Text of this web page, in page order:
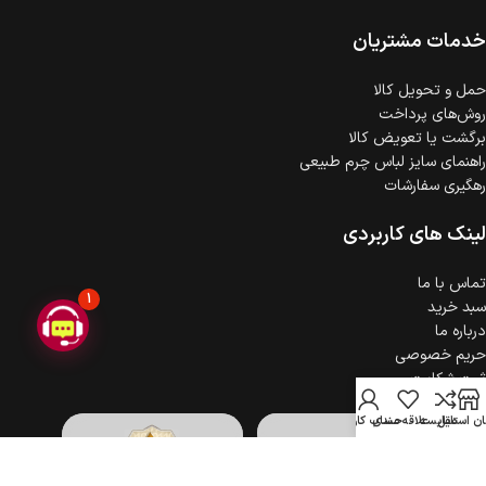
گارانتی معتبر برای تمامی محصولات ارائه می‌شود.خدمات مشتریان
حمل‌ و تحویل کالا
روش‌های پرداخت
برگشت یا تعویض کالا
راهنمای سایز لباس چرم طبیعی
رهگیری سفارشات
لینک های کاربردی
تماس با ما
سبد خرید
درباره ما
حریم خصوصی
ثبت شکایت
استایلمقایسهعلاقه مندی
حساب کاربری
1